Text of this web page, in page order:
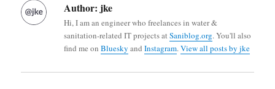
Author: jke
Hi, I am an engineer who freelances in water &
sanitation-related IT projects atSaniblog.org. You'll also
find me onBluesky andInstagram.View all posts by jke